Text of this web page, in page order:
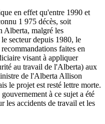
en effet qu'entre 1990 et
1 975 décès, soit
Alberta, malgré les
secteur depuis 1980, le
faites en
visant à appliquer
au travail de l'Alberta) aux
de l'Alberta Allison
le projet est resté lettre morte.
à ce sujet a été
les accidents de travail et les